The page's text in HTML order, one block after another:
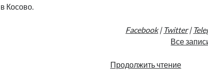
в Косово.
Facebook| Twitter|
Все
Продолжить чтениеТри